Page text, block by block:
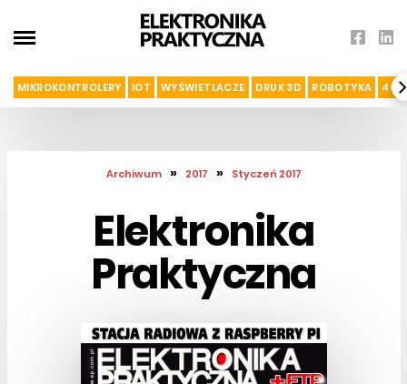
MIKROKONTROLERY IOT WYŚWIETLACZE DRUK 3D ROBOTYKA 4G I
Archiwum » 2017 » Styczeń 2017
Elektronika
Praktyczna